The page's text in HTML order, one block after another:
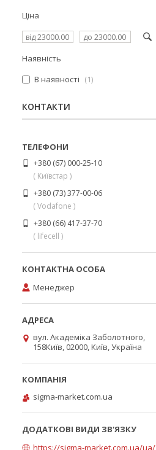
Ціна
Наявність
В наявності
1
КОНТАКТИ
+380 (67) 000-25-10
( Київстар )
+380 (73) 377-00-06
( Vodafone )
+380 (66) 417-37-70
( lifecell )
Менеджер
вул. Академіка Заболотного,
158Київ, 02000, Київ, Україна
sigma-market.com.ua
https://sigma-market.com.ua/ua/